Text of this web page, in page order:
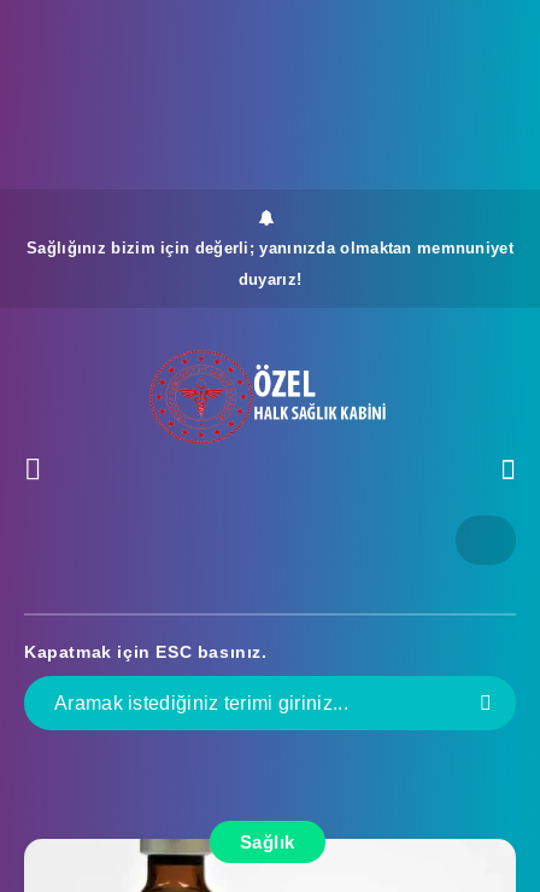
Sağlığınız bizim için değerli; yanınızda olmaktan memnuniyet
duyarız!
Kapatmak için ESC basınız.
Sağlık